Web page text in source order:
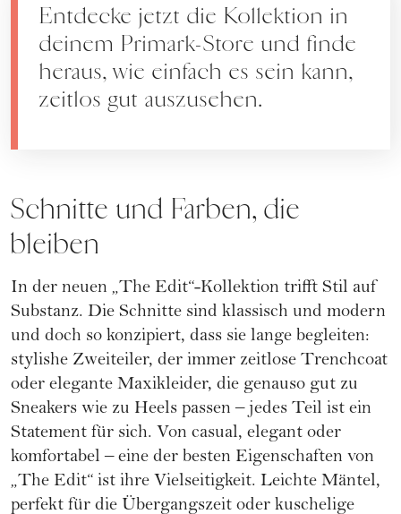
Entdecke jetzt die Kollektion in
deinem Primark-Store und finde
heraus, wie einfach es sein kann,
zeitlos gut auszusehen.
Schnitte und Farben, die
bleiben
In der neuen „The Edit“-Kollektion trifft Stil auf
Substanz. Die Schnitte sind klassisch und modern
und doch so konzipiert, dass sie lange begleiten:
stylishe Zweiteiler, der immer zeitlose Trenchcoat
oder elegante Maxikleider, die genauso gut zu
Sneakers wie zu Heels passen – jedes Teil ist ein
Statement für sich. Von casual, elegant oder
komfortabel – eine der besten Eigenschaften von
„The Edit“ ist ihre Vielseitigkeit. Leichte Mäntel,
perfekt für die Übergangszeit oder kuschelige